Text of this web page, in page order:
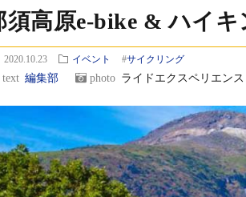
須高原e-bike & ハイ
2020.10.23 イベント #サイクリング
編集部 photo ライドエクスペリエンス